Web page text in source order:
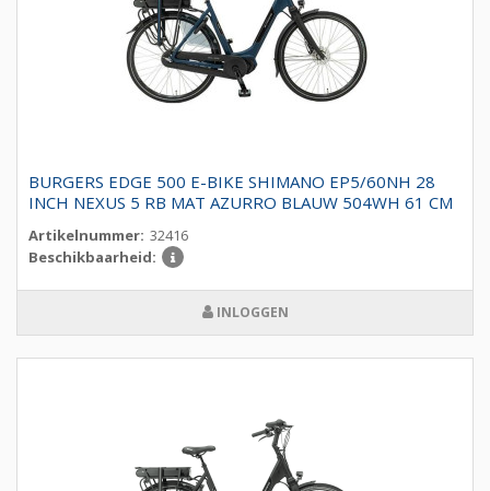
BURGERS EDGE 500 E-BIKE SHIMANO EP5/60NH 28
INCH NEXUS 5 RB MAT AZURRO BLAUW 504WH 61 CM
Artikelnummer: 32416
Beschikbaarheid:
INLOGGEN